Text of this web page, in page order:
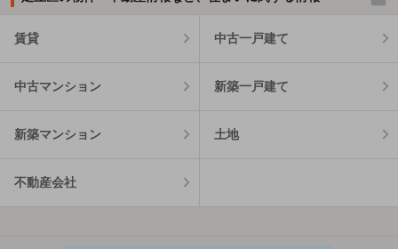
賃貸 中古一戸建て
中古マンション 新築一戸建て
新築マンション 土地
不動産会社